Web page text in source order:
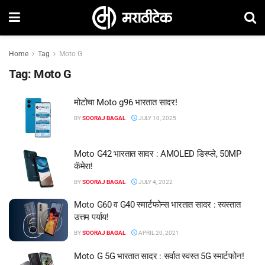
Home Tag Moto G
Tag: Moto G
मोटोचा Moto g96 भारतात सादर!
BYSOORAJ BAGAL JULY 10, 2025
Moto G42 भारतात सादर : AMOLED डिस्प्ले, 50MP
कॅमेरा!
BYSOORAJ BAGAL JULY 4, 2022
Moto G60 व G40 स्मार्टफोन्स भारतात सादर : स्वस्तात
उत्तम पर्याय!
BYSOORAJ BAGAL APRIL 20, 2021
Moto G 5G भारतात सादर : सर्वात स्वस्त 5G स्मार्टफोन!